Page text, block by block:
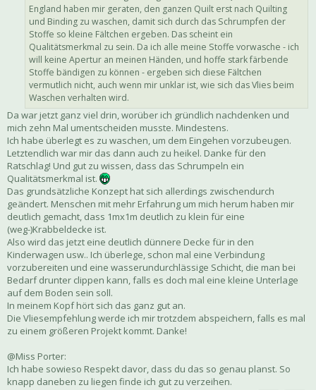
England haben mir geraten, den ganzen Quilt erst nach Quilting
und Binding zu waschen, damit sich durch das Schrumpfen der
Stoffe so kleine Fältchen ergeben. Das scheint ein
Qualitätsmerkmal zu sein. Da ich alle meine Stoffe vorwasche - ich
will keine Apertur an meinen Händen, und hoffe stark färbende
Stoffe bändigen zu können - ergeben sich diese Fältchen
vermutlich nicht, auch wenn mir unklar ist, wie sich das Vlies beim
Waschen verhalten wird.
Da war jetzt ganz viel drin, worüber ich gründlich nachdenken und
mich zehn Mal umentscheiden musste. Mindestens.
Ich habe überlegt es zu waschen, um dem Eingehen vorzubeugen.
Letztendlich war mir das dann auch zu heikel. Danke für den
Ratschlag! Und gut zu wissen, dass das Schrumpeln ein
Qualitätsmerkmal ist.
Das grundsätzliche Konzept hat sich allerdings zwischendurch
geändert. Menschen mit mehr Erfahrung um mich herum haben mir
deutlich gemacht, dass 1mx1m deutlich zu klein für eine
(weg-)Krabbeldecke ist.
Also wird das jetzt eine deutlich dünnere Decke für in den
Kinderwagen usw.. Ich überlege, schon mal eine Verbindung
vorzubereiten und eine wasserundurchlässige Schicht, die man bei
Bedarf drunter clippen kann, falls es doch mal eine kleine Unterlage
auf dem Boden sein soll.
In meinem Kopf hört sich das ganz gut an.
Die Vliesempfehlung werde ich mir trotzdem abspeichern, falls es mal
zu einem größeren Projekt kommt. Danke!
@Miss Porter:
Ich habe sowieso Respekt davor, dass du das so genau planst. So
knapp daneben zu liegen finde ich gut zu verzeihen.